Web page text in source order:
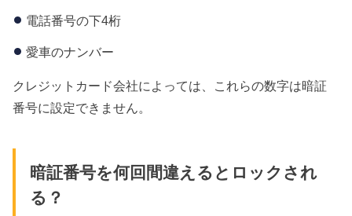
電話番号の下4桁
愛車のナンバー
クレジットカード会社によっては、これらの数字は暗証
番号に設定できません。
暗証番号を何回間違えるとロックされ
る？